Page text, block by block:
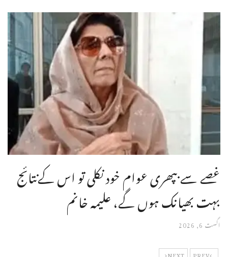
غصے سے بپھری عوام خود نکلی تو اس کےنتائج
بہت بھیانک ہوں گے، علیمہ خانم
اگست 6, 2026